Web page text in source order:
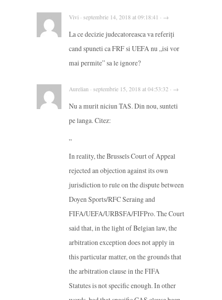
Vivi · septembrie 14, 2018 at 09:18:41 · →
La ce decizie judecatoreasca va referiți
cand spuneti ca FRF si UEFA nu „isi vor
mai permite” sa le ignore?
Aurelian · septembrie 15, 2018 at 04:53:32 · →
Nu a murit niciun TAS. Din nou, sunteti
pe langa. Citez:
”
In reality, the Brussels Court of Appeal
rejected an objection against its own
jurisdiction to rule on the dispute between
Doyen Sports/RFC Seraing and
FIFA/UEFA/URBSFA/FIFPro. The Court
said that, in the light of Belgian law, the
arbitration exception does not apply in
this particular matter, on the grounds that
the arbitration clause in the FIFA
Statutes is not specific enough. In other